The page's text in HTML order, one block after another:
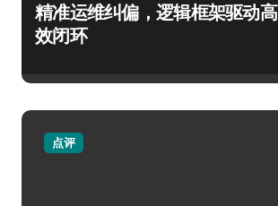
精准运维纠偏，逻辑框架驱动高
效闭环
点评